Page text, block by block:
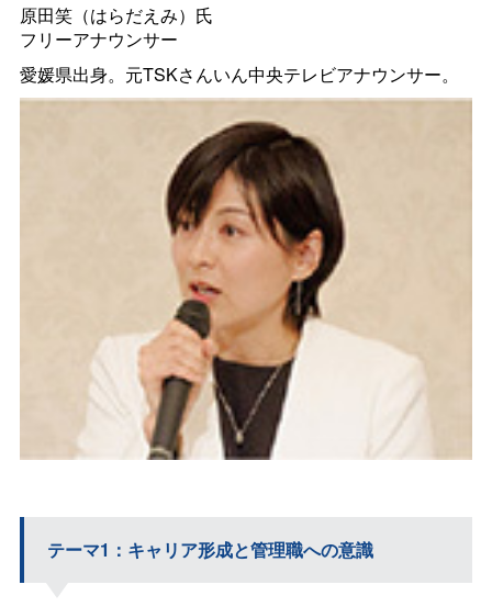
原田笑（はらだえみ）氏
フリーアナウンサー
愛媛県出身。元TSKさんいん中央テレビアナウンサー。
テーマ1：キャリア形成と管理職への意識